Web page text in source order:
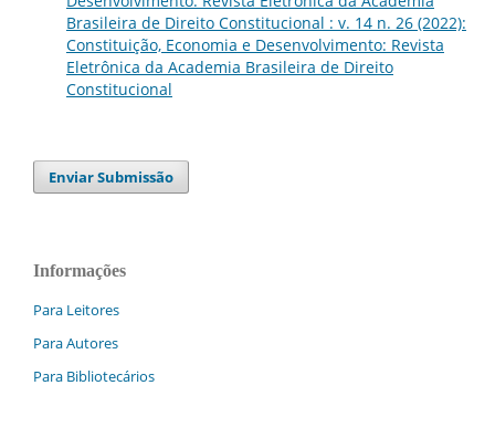
Brasileira de Direito Constitucional : v. 14 n. 26 (2022):
Constituição, Economia e Desenvolvimento: Revista
Eletrônica da Academia Brasileira de Direito
Constitucional
Enviar Submissão
Informações
Para Leitores
Para Autores
Para Bibliotecários